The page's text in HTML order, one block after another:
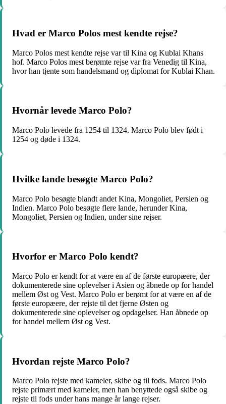
Hvad er Marco Polos mest kendte rejse?
Marco Polos mest kendte rejse var til Kina og Kublai Khans
hof. Marco Polos mest berømte rejse var fra Venedig til Kina,
hvor han tjente som handelsmand og diplomat for Kublai Khan.
Hvornår levede Marco Polo?
Marco Polo levede fra 1254 til 1324. Marco Polo blev født i
1254 og døde i 1324.
Hvilke lande besøgte Marco Polo?
Marco Polo besøgte blandt andet Kina, Mongoliet, Persien og
Indien. Marco Polo besøgte flere lande, herunder Kina,
Mongoliet, Persien og Indien, under sine rejser.
Hvorfor er Marco Polo kendt?
Marco Polo er kendt for at være en af de første europæere, der
dokumenterede sine oplevelser i Asien og åbnede op for handel
mellem Øst og Vest. Marco Polo er berømt for at være en af de
første europæere, der rejste til det fjerne Østen og
dokumenterede sine oplevelser og opdagelser. Han åbnede op
for handel mellem Øst og Vest.
Hvordan rejste Marco Polo?
Marco Polo rejste med kameler, skibe og til fods. Marco Polo
rejste primært med kameler, men han benyttede også skibe og
rejste til fods under hans mange år lange rejser.